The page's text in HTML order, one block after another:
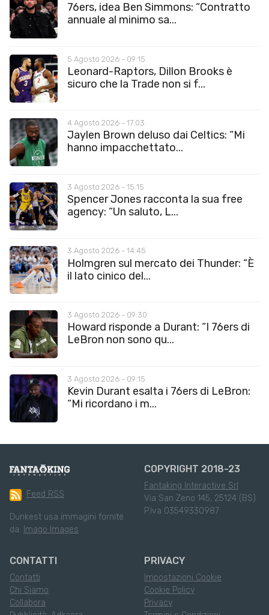
76ers, idea Ben Simmons: “Contratto
annuale al minimo sa...
5 Agosto 2026 - 09:15
Leonard-Raptors, Dillon Brooks è
sicuro che la Trade non si f...
4 Agosto 2026 - 17:03
Jaylen Brown deluso dai Celtics: “Mi
hanno impacchettato...
3 Agosto 2026 - 15:15
Spencer Jones racconta la sua free
agency: “Un saluto, L...
3 Agosto 2026 - 14:45
Holmgren sul mercato dei Thunder: “È
il lato cinico del...
3 Agosto 2026 - 09:30
Howard risponde a Durant: “I 76ers di
LeBron non sono qu...
3 Agosto 2026 - 09:15
Kevin Durant esalta i 76ers di LeBron:
“Mi ricordano i m...
Feed RSS
Dunkest usa immagini fornite
da: Imago Images
COPYRIGHT 2018-23
Fantaking Interactive Srl
Via San Zeno 145, 25124 (BS)
P.Iva 03549330987
CONTATTI
Contatti
Chi Siamo
Collabora
PRIVACY
Impostazioni Cookie
Cookie Policy
Privacy